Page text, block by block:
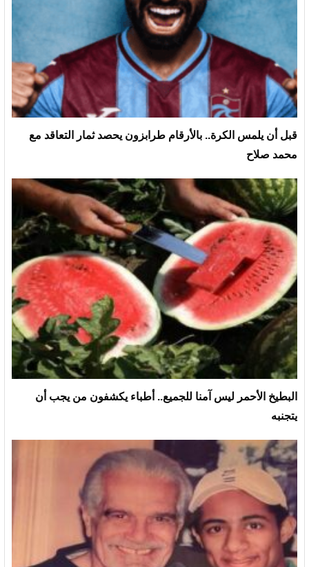
قبل أن يلمس الكرة.. بالأرقام طرابزون يحصد ثمار التعاقد مع
محمد صلاح
البطيخ الأحمر ليس آمنا للجميع.. أطباء يكشفون من يجب أن
يتجنبه